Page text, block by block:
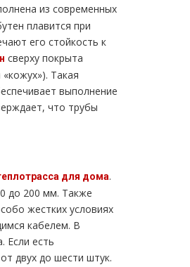
из современных
плавится при
его стойкость к
сверху покрыта
Такая
выполнение
что трубы
для дома.
до 200 мм. Также
жестких условиях
кабелем. В
Если есть
двух до шести штук.